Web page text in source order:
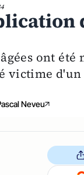
ont été
victime
Neveu